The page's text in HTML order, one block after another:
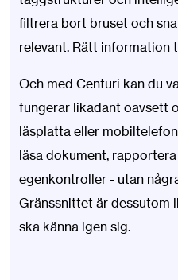
filtrera bort bruset och
relevant. Rätt information
Och med Centuri kan du
fungerar likadant oavsett
läsplatta eller
läsa dokument,
egenkontroller - utan
Gränssnittet är
ska känna igen sig.